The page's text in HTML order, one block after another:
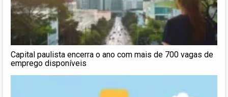
Capital paulista encerra o ano com mais de 700 vagas de
emprego disponíveis